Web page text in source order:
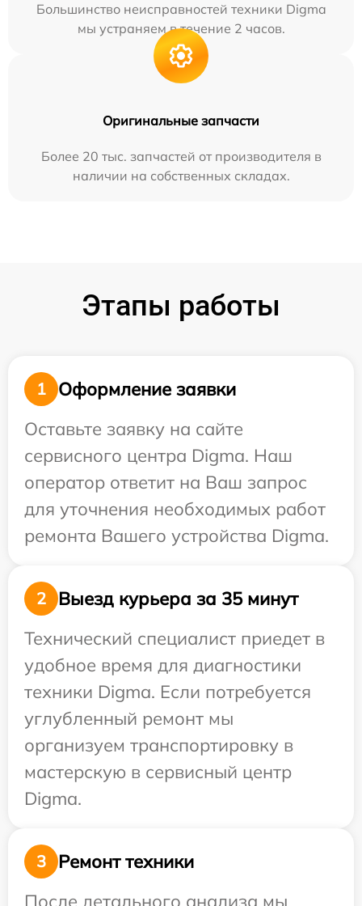
Большинство неисправностей техники Digma
мы устраняем в течение 2 часов.
Оригинальные запчасти
Более 20 тыс. запчастей от производителя в
наличии на собственных складах.
Этапы работы
1
Оформление заявки
Оставьте заявку на сайте
сервисного центра Digma. Наш
оператор ответит на Ваш запрос
для уточнения необходимых работ
ремонта Вашего устройства Digma.
2
Выезд курьера за 35 минут
Технический специалист приедет в
удобное время для диагностики
техники Digma. Если потребуется
углубленный ремонт мы
организуем транспортировку в
мастерскую в сервисный центр
Digma.
3
Ремонт техники
После детального анализа мы